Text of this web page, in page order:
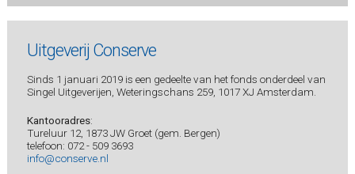
Uitgeverij Conserve
Sinds 1 januari 2019 is een gedeelte van het fonds onderdeel van
Singel Uitgeverijen, Weteringschans 259, 1017 XJ Amsterdam.
Kantooradres:
Tureluur 12, 1873 JW Groet (gem. Bergen)
telefoon: 072 - 509 3693
info@conserve.nl